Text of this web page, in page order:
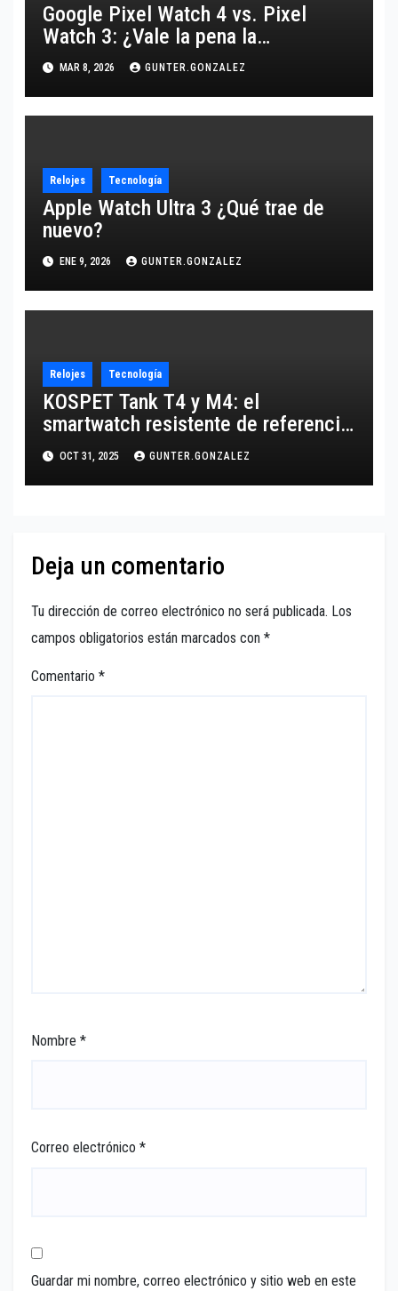
Google Pixel Watch 4 vs. Pixel
Watch 3: ¿Vale la pena la
actualización o es más de lo
mismo?
MAR 8, 2026 GUNTER.GONZALEZ
Relojes Tecnología
Apple Watch Ultra 3 ¿Qué trae de
nuevo?
ENE 9, 2026 GUNTER.GONZALEZ
Relojes Tecnología
KOSPET Tank T4 y M4: el
smartwatch resistente de referencia
para 2025
OCT 31, 2025 GUNTER.GONZALEZ
Deja un comentario
Tu dirección de correo electrónico no será publicada. Los
campos obligatorios están marcados con *
Comentario *
Nombre *
Correo electrónico *
Guardar mi nombre, correo electrónico y sitio web en este